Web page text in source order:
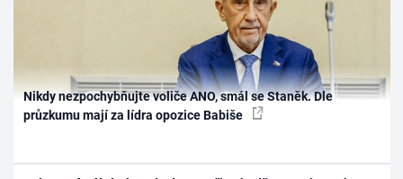
Nikdy nezpochybňujte voliče ANO, smál se Staněk. Dle
průzkumu mají za lídra opozice Babiše